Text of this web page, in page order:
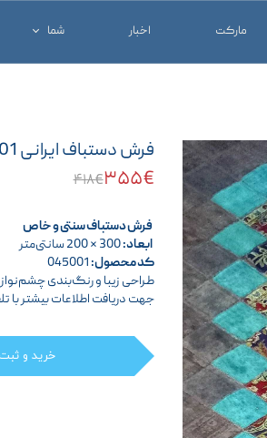
مارکت اخبار شما
آنچه که شما
فرش دستباف ایرانی 045001
۴۱۸€۳۵۵€
فرش دستباف سنتی و خاص
ابعاد:300 × 200 سانتی‌متر
کد محصول:
طراحی زیبا و رنگ‌بندی
جهت دریافت اطلاعات بیشتر با
خرید و